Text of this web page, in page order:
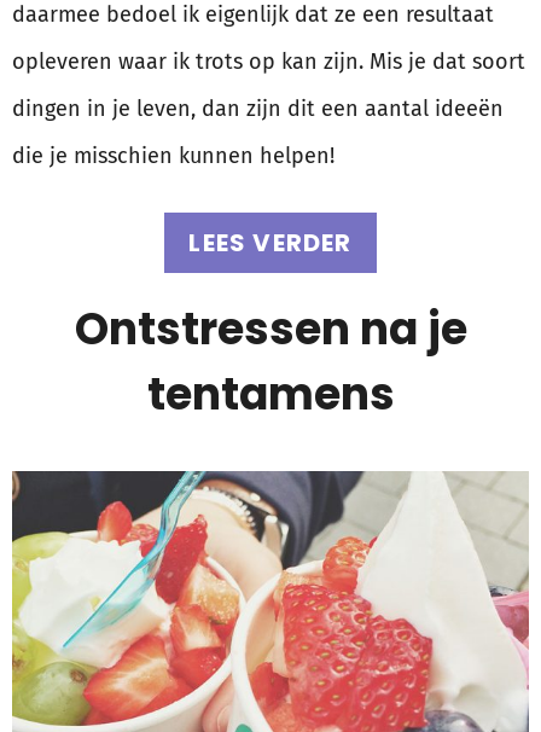
daarmee bedoel ik eigenlijk dat ze een resultaat
opleveren waar ik trots op kan zijn. Mis je dat soort
dingen in je leven, dan zijn dit een aantal ideeën
die je misschien kunnen helpen!
LEES VERDER
Ontstressen na je
tentamens